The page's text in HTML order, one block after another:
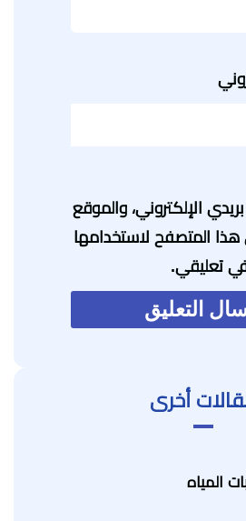
الإلكتروني، والموقع
هذا المتصفح لاستخدامها
في تعليقي.
أخرى
المياه